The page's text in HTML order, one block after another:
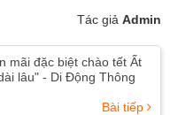
Tác giả Admin
mãi đặc biệt chào tết Ất
lâu" - Di Động Thông
Bài tiếp